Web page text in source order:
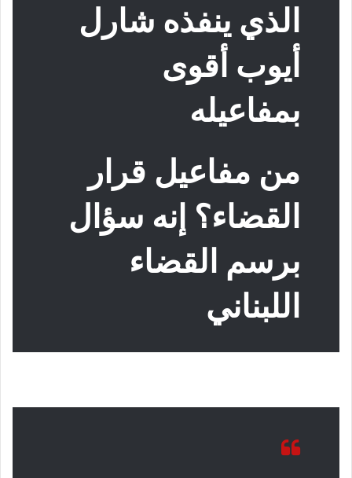
الذي ينفذه شارل
أيوب أقوى
بمفاعيله
من مفاعيل قرار
القضاء؟ إنه سؤال
برسم القضاء
اللبناني